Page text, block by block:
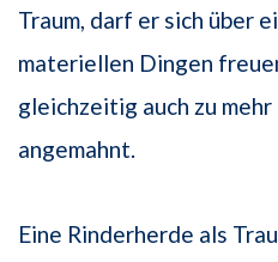
Traum, darf er sich über
materiellen Dingen
gleichzeitig auch zu
angemahnt.
Eine Rinderherde als